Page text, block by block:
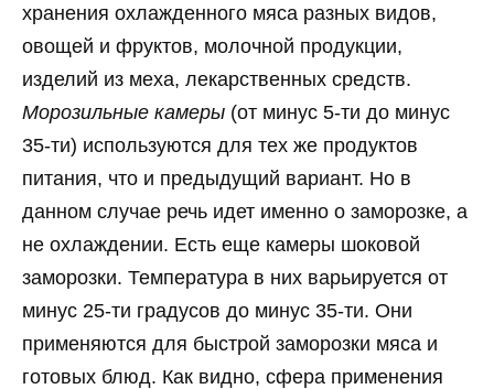
хранения охлажденного мяса разных видов,
овощей и фруктов, молочной продукции,
изделий из меха, лекарственных средств.
Морозильные камеры (от минус 5-ти до минус
35-ти) используются для тех же продуктов
питания, что и предыдущий вариант. Но в
данном случае речь идет именно о заморозке, а
не охлаждении. Есть еще камеры шоковой
заморозки. Температура в них варьируется от
минус 25-ти градусов до минус 35-ти. Они
применяются для быстрой заморозки мяса и
готовых блюд. Как видно, сфера применения